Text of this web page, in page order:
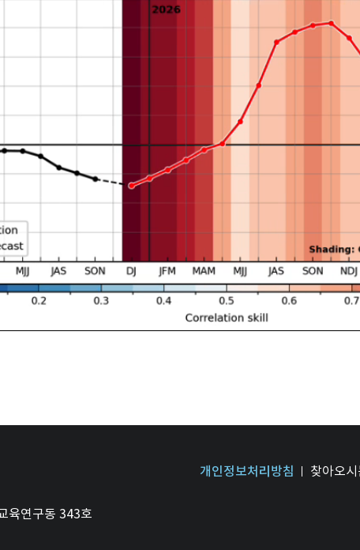
개인정보처리방침 찾아오시
육연구동 343호